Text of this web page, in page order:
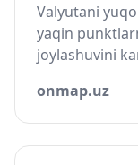
Valyutani
yaqin
joylashuvini
onmap.uz